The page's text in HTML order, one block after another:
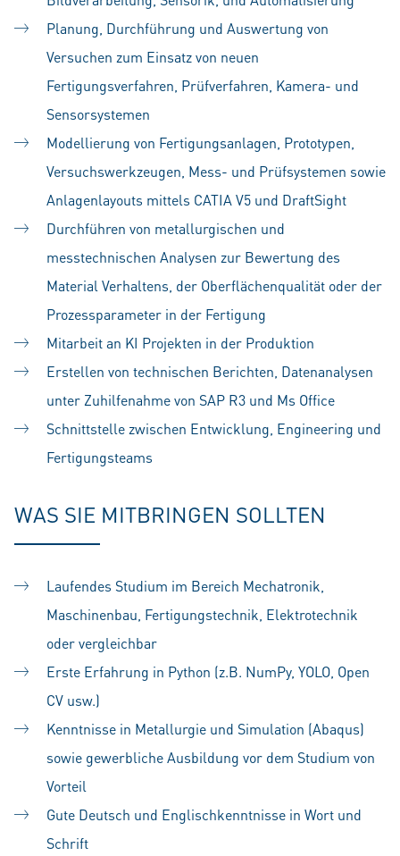
Planung, Durchführung und Auswertung von
Versuchen zum Einsatz von neuen
Fertigungsverfahren, Prüfverfahren, Kamera- und
Sensorsystemen
Modellierung von Fertigungsanlagen, Prototypen,
Versuchswerkzeugen, Mess- und Prüfsystemen sowie
Anlagenlayouts mittels CATIA V5 und DraftSight
Durchführen von metallurgischen und
messtechnischen Analysen zur Bewertung des
Material Verhaltens, der Oberflächenqualität oder der
Prozessparameter in der Fertigung
Mitarbeit an KI Projekten in der Produktion
Erstellen von technischen Berichten, Datenanalysen
unter Zuhilfenahme von SAP R3 und Ms Office
Schnittstelle zwischen Entwicklung, Engineering und
Fertigungsteams
WAS SIE MITBRINGEN SOLLTEN
Laufendes Studium im Bereich Mechatronik,
Maschinenbau, Fertigungstechnik, Elektrotechnik
oder vergleichbar
Erste Erfahrung in Python (z.B. NumPy, YOLO, Open
CV usw.)
Kenntnisse in Metallurgie und Simulation (Abaqus)
sowie gewerbliche Ausbildung vor dem Studium von
Vorteil
Gute Deutsch und Englischkenntnisse in Wort und
Schrift